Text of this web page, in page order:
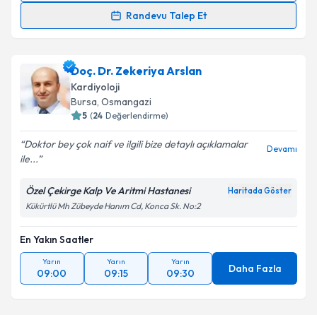
Randevu Talep Et
Randevu Takvimi Talebi
talebi oluşturun. Size bu uzmandan randevu almanız
için bir takvim hazırlandığında e-posta ile
bilgilendireceğiz.
E-posta Adresiniz
Kişisel verilerimin işlenmesine ilişkin
Aydınlatma
Metni'ni okudum ve kişisel verilerimin belirtilen
Takvim Talebini Gönder
Doç. Dr. Zekeriya Arslan
Kardiyoloji
Bursa,Osmangazi
( Değerlendirme)
Doktor bey çok naif ve ilgili bize detaylı açıklamalar
ile...
Özel Çekirge Kalp Ve Aritmi Hastanesi
Kükürtlü Mh Zübeyde Hanım Cd, Konca Sk. No:2
En Yakın Saatler
Yarın
09:00
Yarın
09:15
Yarın
09:30 Daha Fazla